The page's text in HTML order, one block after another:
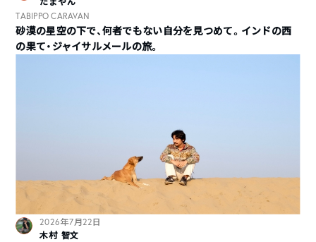
TABIPPO CARAVAN
砂漠の星空の下で、何者でもない自分を見つめて。インドの西
の果て・ジャイサルメールの旅。
2026年7月22日
木村 智文